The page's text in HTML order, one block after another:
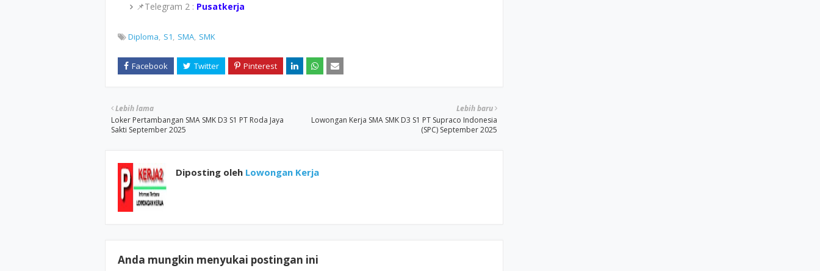
📌Telegram 2 : Pusatkerja
Diploma S1 SMA SMK
Lebih baru
Lowongan Kerja SMA SMK D3 S1 PT Supraco Indonesia
(SPC) September 2025
Lebih lama
Loker Pertambangan SMA SMK D3 S1 PT Roda Jaya
Sakti September 2025
Diposting oleh Lowongan Kerja
Anda mungkin menyukai postingan ini